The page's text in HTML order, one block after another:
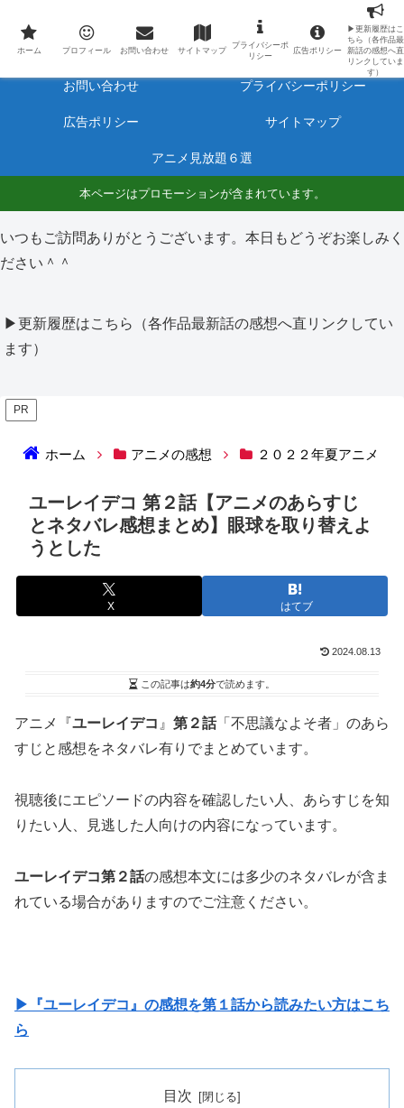
最新アニメのあらすじと感想をネタバレ有りで毎日更新しています。
ホーム プロフィール
お問い合わせ プライバシーポリシー
広告ポリシー サイトマップ
アニメ見放題６選
本ページはプロモーションが含まれています。
いつもご訪問ありがとうございます。本日もどうぞお楽しみく
ださい＾＾
▶更新履歴はこちら（各作品最新話の感想へ直リンクしてい
ます）
PR
ホーム アニメの感想 ２０２２年夏アニメ
ユーレイデコ 第２話【アニメのあらすじ
とネタバレ感想まとめ】眼球を取り替えよ
うとした
X はてブ
2024.08.13
この記事は約4分で読めます。
アニメ『ユーレイデコ 』 第２話「不思議なよそ者」のあら
すじと感想をネタバレ有りでまとめています。
視聴後にエピソードの内容を確認したい人、あらすじを知
りたい人、見逃した人向けの内容になっています。
ユーレイデコ第２話の感想本文には多少のネタバレが含ま
れている場合がありますのでご注意ください。
▶『ユーレイデコ』の感想を第１話から読みたい方はこち
ら
目次
ホーム プロフィール お問い合わせ サイトマップ
プライバシーポ
リシー
広告ポリシー
▶更新履歴はこ
ちら（各作品最
新話の感想へ直
リンクしていま
す）